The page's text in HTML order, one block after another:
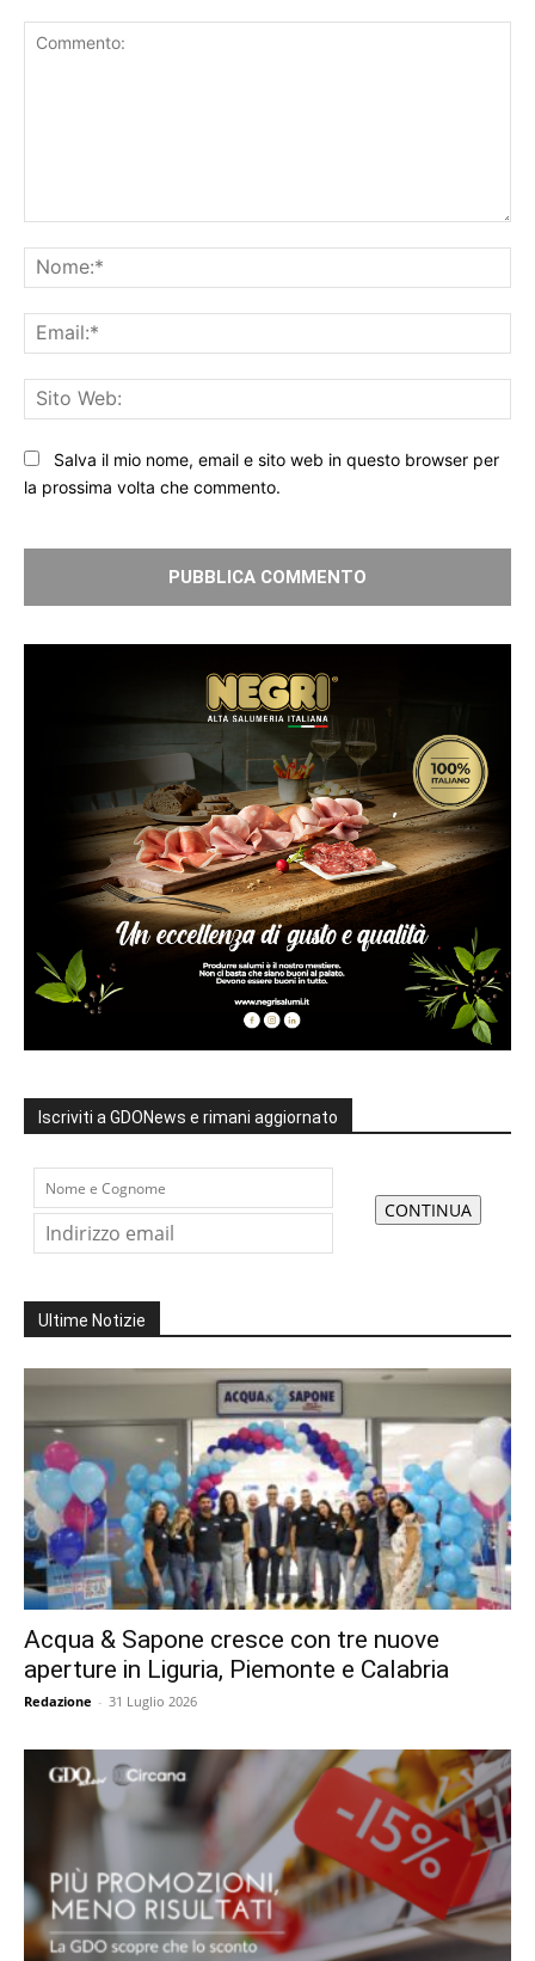
Salva il mio nome, email e sito web in questo browser per
la prossima volta che commento.
Iscriviti a GDONews e rimani aggiornato
Ultime Notizie
Acqua & Sapone cresce con tre nuove
aperture in Liguria, Piemonte e Calabria
Redazione - 31 Luglio 2026